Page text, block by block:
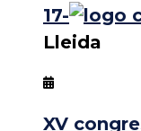
17-
Lleida
XV